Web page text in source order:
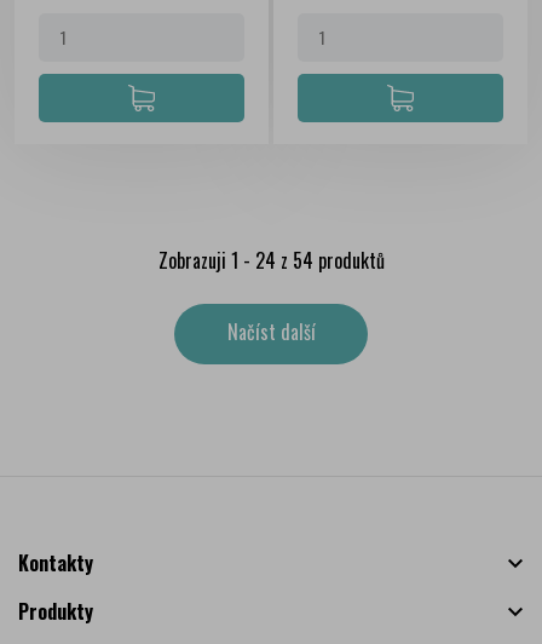
Zobrazuji 1 - 24 z 54 produktů
Načíst další
Kontakty

Produkty
